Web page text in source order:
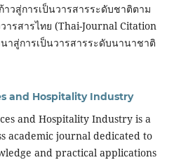
วสู่การเป็นวารสารระดับชาติตาม
รสารไทย (Thai-Journal Citation
สู่การเป็นวารสารระดับนานาชาติ
and Hospitality Industry
and Hospitality Industry is a
academic journal dedicated to
and practical applications